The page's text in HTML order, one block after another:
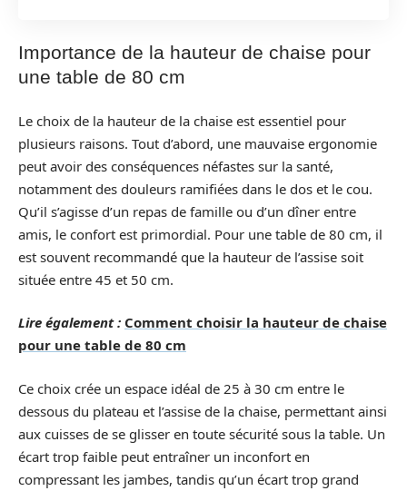
Importance de la hauteur de chaise pour
une table de 80 cm
Le choix de la hauteur de la chaise est essentiel pour
plusieurs raisons. Tout d’abord, une mauvaise ergonomie
peut avoir des conséquences néfastes sur la santé,
notamment des douleurs ramifiées dans le dos et le cou.
Qu’il s’agisse d’un repas de famille ou d’un dîner entre
amis, le confort est primordial. Pour une table de 80 cm, il
est souvent recommandé que la hauteur de l’assise soit
située entre 45 et 50 cm.
Lire également : Comment choisir la hauteur de chaise
pour une table de 80 cm
Ce choix crée un espace idéal de 25 à 30 cm entre le
dessous du plateau et l’assise de la chaise, permettant ainsi
aux cuisses de se glisser en toute sécurité sous la table. Un
écart trop faible peut entraîner un inconfort en
compressant les jambes, tandis qu’un écart trop grand